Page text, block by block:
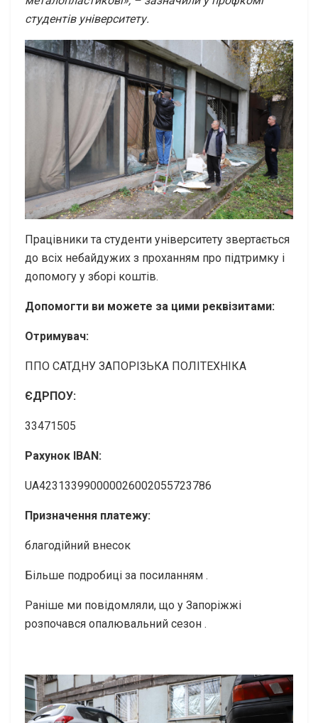
студентів університету.
Працівники та студенти університету звертається
до всіх небайдужих з проханням про підтримку і
допомогу у зборі коштів.
Допомогти ви можете за цими реквізитами:
Отримувач:
ППО САТДНУ ЗАПОРІЗЬКА ПОЛІТЕХНІКА
ЄДРПОУ:
33471505
Рахунок IBAN:
UA423133990000026002055723786
Призначення платежу:
благодійний внесок
Більше подробиці за посиланням .
Раніше ми повідомляли, що у Запоріжжі
розпочався опалювальний сезон .